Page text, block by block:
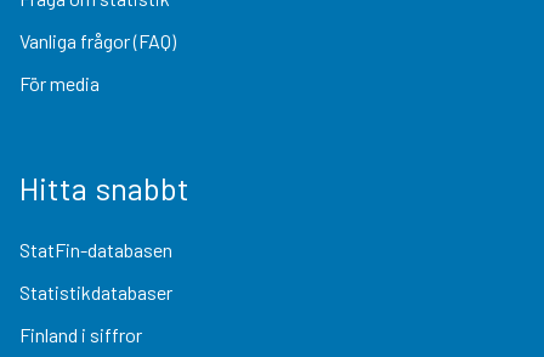
Vanliga frågor (FAQ)
För media
Hitta snabbt
StatFin-databasen
Statistikdatabaser
Finland i siffror